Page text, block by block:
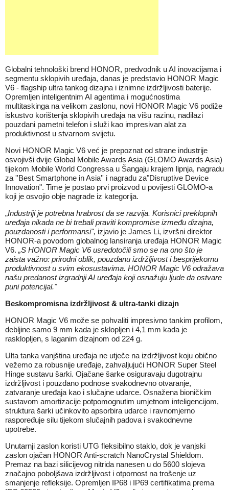
Globalni tehnološki brend HONOR, predvodnik u AI inovacijama i
segmentu sklopivih uređaja, danas je predstavio HONOR Magic
V6 - flagship ultra tankog dizajna i iznimne izdržljivosti baterije.
Opremljen inteligentnim AI agentima i mogućnostima
multitaskinga na velikom zaslonu, novi HONOR Magic V6 podiže
iskustvo korištenja sklopivih uređaja na višu razinu, nadilazi
pouzdani pametni telefon i služi kao impresivan alat za
produktivnost u stvarnom svijetu.
Novi HONOR Magic V6 već je prepoznat od strane industrije
osvojivši dvije Global Mobile Awards Asia (GLOMO Awards Asia)
tijekom Mobile World Congressa u Šangaju krajem lipnja, nagradu
za ''Best Smartphone in Asia'' i nagradu za"Disruptive Device
Innovation". Time je postao prvi proizvod u povijesti GLOMO-a
koji je osvojio obje nagrade iz kategorija.
„Industriji je potrebna hrabrost da se razvija. Korisnici preklopnih
uređaja nikada ne bi trebali praviti kompromise između dizajna,
pouzdanosti i performansi", izjavio je James Li, izvršni direktor
HONOR-a povodom globalnog lansiranja uređaja HONOR Magic
V6. „S HONOR Magic V6 usredotočili smo se na ono što je
zaista važno: prirodni oblik, pouzdanu izdržljivost i besprijekornu
produktivnost u svim ekosustavima. HONOR Magic V6 odražava
našu predanost izgradnji AI uređaja koji osnažuju ljude da ostvare
puni potencijal."
Beskompromisna izdržljivost & ultra-tanki dizajn
HONOR Magic V6 može se pohvaliti impresivno tankim profilom,
debljine samo 9 mm kada je sklopljen i 4,1 mm kada je
rasklopljen, s laganim dizajnom od 224 g.
Ulta tanka vanjština uređaja ne utječe na izdržljivost koju obično
vežemo za robusnije uređaje, zahvaljujući HONOR Super Steel
Hinge sustavu šarki. Ojačane šarke osiguravaju dugotrajnu
izdržljivost i pouzdano podnose svakodnevno otvaranje,
zatvaranje uređaja kao i slučajne udarce. Osnažena bioničkim
sustavom amortizacije potpomognutim umjetnom inteligencijom,
struktura šarki učinkovito apsorbira udarce i ravnomjerno
raspoređuje silu tijekom slučajnih padova i svakodnevne
upotrebe.
Unutarnji zaslon koristi UTG fleksibilno staklo, dok je vanjski
zaslon ojačan HONOR Anti-scratch NanoCrystal Shieldom.
Premaz na bazi silicijevog nitrida nanesen u do 5600 slojeva
značajno poboljšava izdržljivost i otpornost na trošenje uz
smanjenje refleksije. Opremljen IP68 i IP69 certifikatima prema